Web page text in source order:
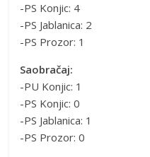
-PS Konjic: 4
-PS Jablanica: 2
-PS Prozor: 1
Saobračaj:
-PU Konjic: 1
-PS Konjic: 0
-PS Jablanica: 1
-PS Prozor: 0